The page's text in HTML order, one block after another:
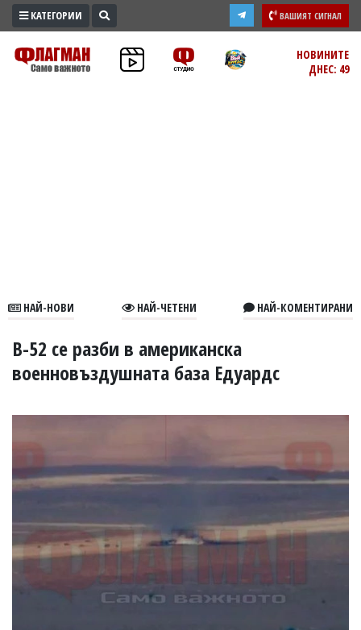
ПРОМО
ЗОНА
В
УКРАЙНА
РАЗСЛЕДВАНЕ
Веселин
Василев,
email:
КАТЕГОРИИ ВАШИЯТ СИГНАЛ
НОВИНИТЕ
ДНЕС: 49
НАЙ-НОВИ НАЙ-ЧЕТЕНИ НАЙ-КОМЕНТИРАНИ
B-52 се разби в американска
военновъздушната база Едуардс